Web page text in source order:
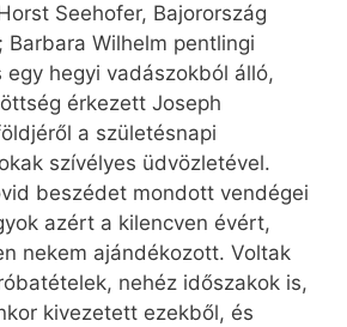
Seehofer, Bajorország
Barbara Wilhelm pentlingi
egy hegyi vadászokból álló,
érkezett Joseph
a születésnapi
szívélyes üdvözletével.
beszédet mondott vendégei
azért a kilencven évért,
nekem ajándékozott. Voltak
nehéz időszakok is,
kivezetett ezekből, és